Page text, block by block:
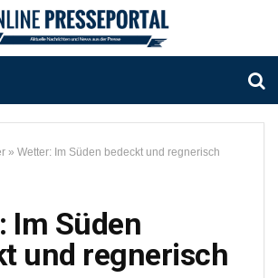
» Wetter: Im Süden bedeckt und regnerisch
Im Süden
und regnerisch